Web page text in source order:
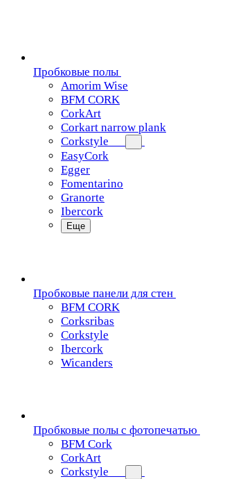
Пробковые полы
Amorim Wise
BFM CORK
CorkArt
Corkart narrow plank
Corkstyle
EasyCork
Egger
Fomentarino
Granorte
Ibercork
Еще
Пробковые панели для стен
BFM CORK
Corksribas
Corkstyle
Ibercork
Wicanders
Пробковые полы с фотопечатью
BFM Cork
CorkArt
Corkstyle